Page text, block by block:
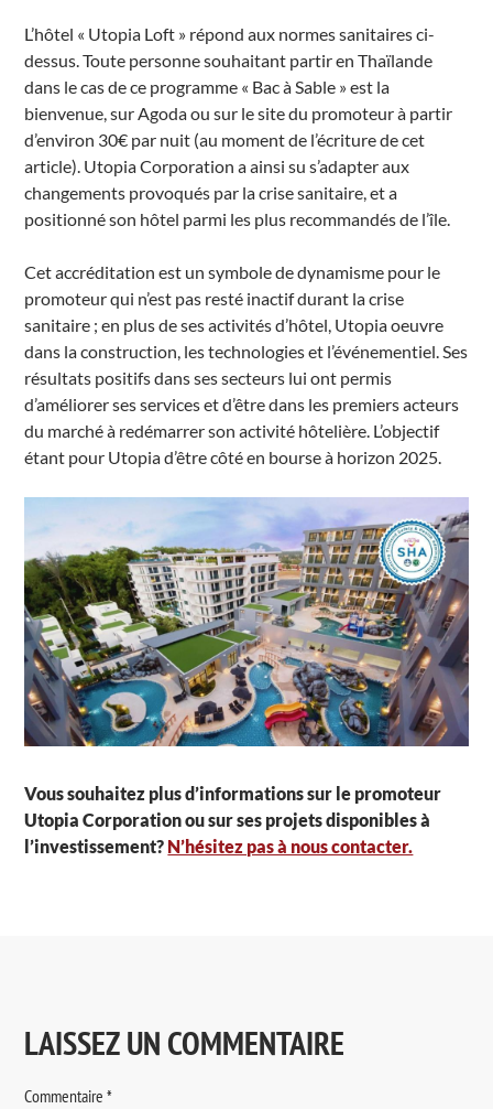
L’hôtel « Utopia Loft » répond aux normes sanitaires ci-
dessus. Toute personne souhaitant partir en Thaïlande
dans le cas de ce programme « Bac à Sable » est la
bienvenue, sur Agoda ou sur le site du promoteur à partir
d’environ 30€ par nuit (au moment de l’écriture de cet
article). Utopia Corporation a ainsi su s’adapter aux
changements provoqués par la crise sanitaire, et a
positionné son hôtel parmi les plus recommandés de l’île.
Cet accréditation est un symbole de dynamisme pour le
promoteur qui n’est pas resté inactif durant la crise
sanitaire ; en plus de ses activités d’hôtel, Utopia oeuvre
dans la construction, les technologies et l’événementiel. Ses
résultats positifs dans ses secteurs lui ont permis
d’améliorer ses services et d’être dans les premiers acteurs
du marché à redémarrer son activité hôtelière. L’objectif
étant pour Utopia d’être côté en bourse à horizon 2025.
Vous souhaitez plus d’informations sur le promoteur
Utopia Corporation ou sur ses projets disponibles à
l’investissement? N’hésitez pas à nous contacter.
LAISSEZ UN COMMENTAIRE
Commentaire*